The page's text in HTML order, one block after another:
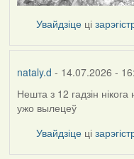
Увайдзіце ці
nataly.d - 14.07.2026 -
Нешта з 12 гадзін
ужо вылецеў
Увайдзіце ці